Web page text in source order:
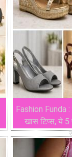
Fashion Funda
खास टिप्स, ये